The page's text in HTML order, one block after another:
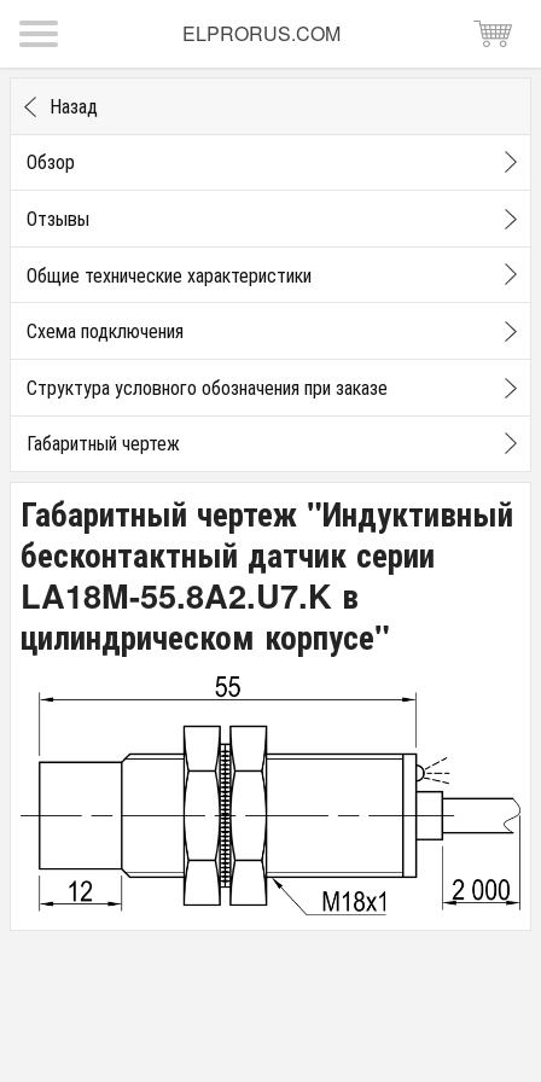
ELPRORUS.COM
Назад
Обзор
Отзывы
Общие технические характеристики
Схема подключения
Структура условного обозначения при заказе
Габаритный чертеж
Габаритный чертеж "Индуктивный
бесконтактный датчик серии
LA18M-55.8A2.U7.K в
цилиндрическом корпусе"